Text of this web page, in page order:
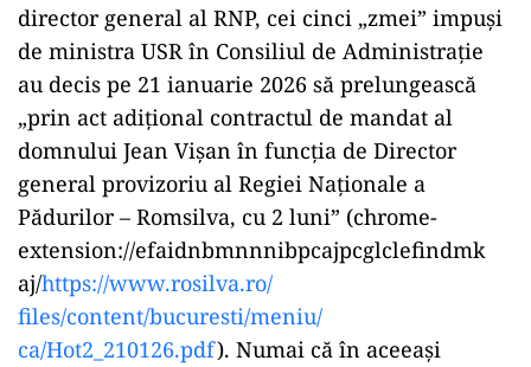
director general al RNP, cei cinci „zmei” impuși
de ministra USR în Consiliul de Administrație
au decis pe 21 ianuarie 2026 să prelungească
„prin act adițional contractul de mandat al
domnului Jean Vișan în funcția de Director
general provizoriu al Regiei Naționale a
Pădurilor – Romsilva, cu 2 luni” (chrome-
extension://efaidnbmnnnibpcajpcglclefindmk
aj/https://www.rosilva.ro/
files/content/bucuresti/meniu/
ca/Hot2_210126.pdf). Numai că în aceeași